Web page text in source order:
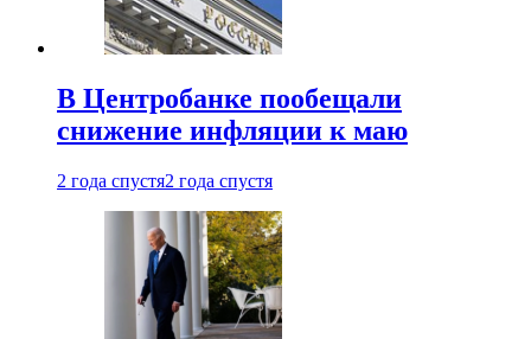
В Центробанке пообещали
снижение инфляции к маю
2 года спустя2 года спустя